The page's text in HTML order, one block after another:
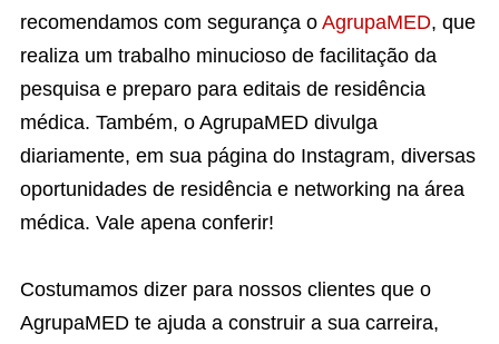
recomendamos com segurança o AgrupaMED, que
realiza um trabalho minucioso de facilitação da
pesquisa e preparo para editais de residência
médica. Também, o AgrupaMED divulga
diariamente, em sua página do Instagram, diversas
oportunidades de residência e networking na área
médica. Vale apena conferir!
Costumamos dizer para nossos clientes que o
AgrupaMED te ajuda a construir a sua carreira,